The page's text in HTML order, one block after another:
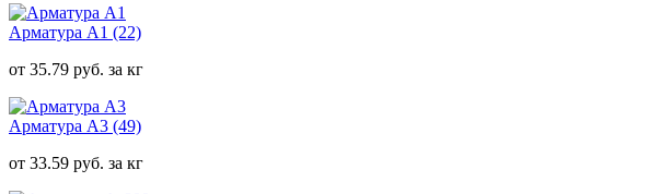
Арматура А1 (22)
от 35.79 руб. за кг
Арматура А3 (49)
от 33.59 руб. за кг